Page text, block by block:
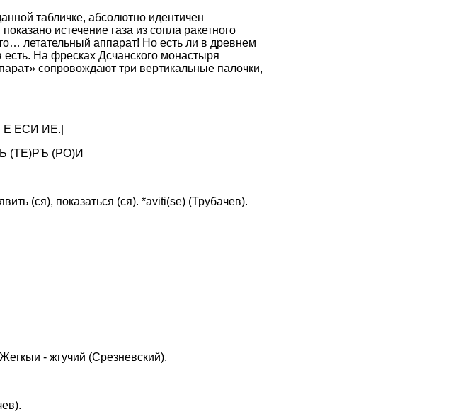
табличке, абсолютно идентичен
истечение газа из сопла ракетного
летательный аппарат! Но есть ли в древнем
На фресках Дсчанского монастыря
сопровождают три вертикальные палочки,
EСИ ИЕ.|
(ТE)РЪ (РО)И
(ся), показаться (ся). *aviti(se) (Трубачев).
- жгучий (Срезневский).